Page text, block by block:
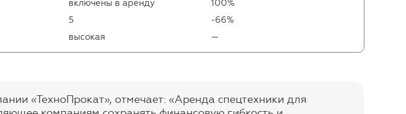
включены в аренду
100%
5
-66%
высокая —
«ТехноПрокат», отмечает: «Аренда спецтехники для